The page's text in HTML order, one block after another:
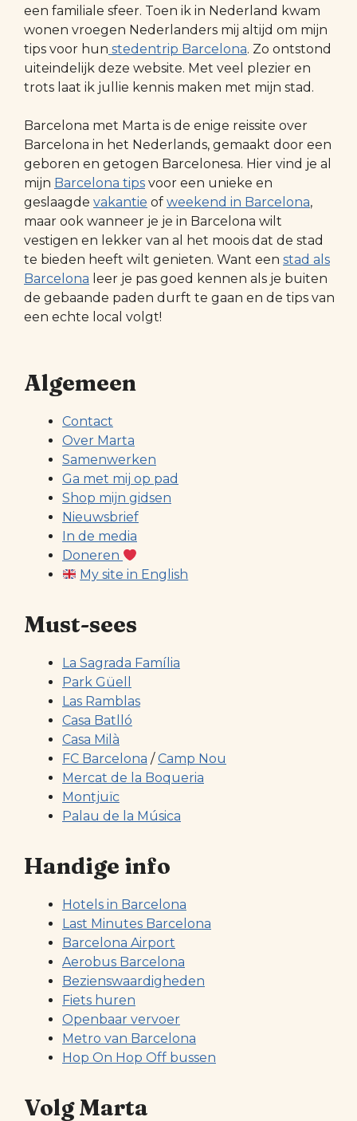
een familiale sfeer. Toen ik in Nederland kwam
wonen vroegen Nederlanders mij altijd om mijn
tips voor hun stedentrip Barcelona. Zo ontstond
uiteindelijk deze website. Met veel plezier en
trots laat ik jullie kennis maken met mijn stad.
Barcelona met Marta is de enige reissite over
Barcelona in het Nederlands, gemaakt door een
geboren en getogen Barcelonesa. Hier vind je al
mijn Barcelona tips voor een unieke en
geslaagde vakantie of weekend in Barcelona,
maar ook wanneer je je in Barcelona wilt
vestigen en lekker van al het moois dat de stad
te bieden heeft wilt genieten. Want een stad als
Barcelona leer je pas goed kennen als je buiten
de gebaande paden durft te gaan en de tips van
een echte local volgt!
Algemeen
Contact
Over Marta
Samenwerken
Ga met mij op pad
Shop mijn gidsen
Nieuwsbrief
In de media
Doneren
My site in English
Must-sees
La Sagrada Família
Park Güell
Las Ramblas
Casa Batlló
Casa Milà
FC Barcelona /Camp Nou
Mercat de la Boqueria
Montjuïc
Palau de la Música
Handige info
Hotels in Barcelona
Last Minutes Barcelona
Barcelona Airport
Aerobus Barcelona
Bezienswaardigheden
Fiets huren
Openbaar vervoer
Metro van Barcelona
Hop On Hop Off bussen
Volg Marta